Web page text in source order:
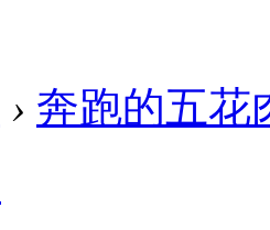
› 奔跑的五花